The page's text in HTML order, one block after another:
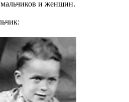
и женщин.